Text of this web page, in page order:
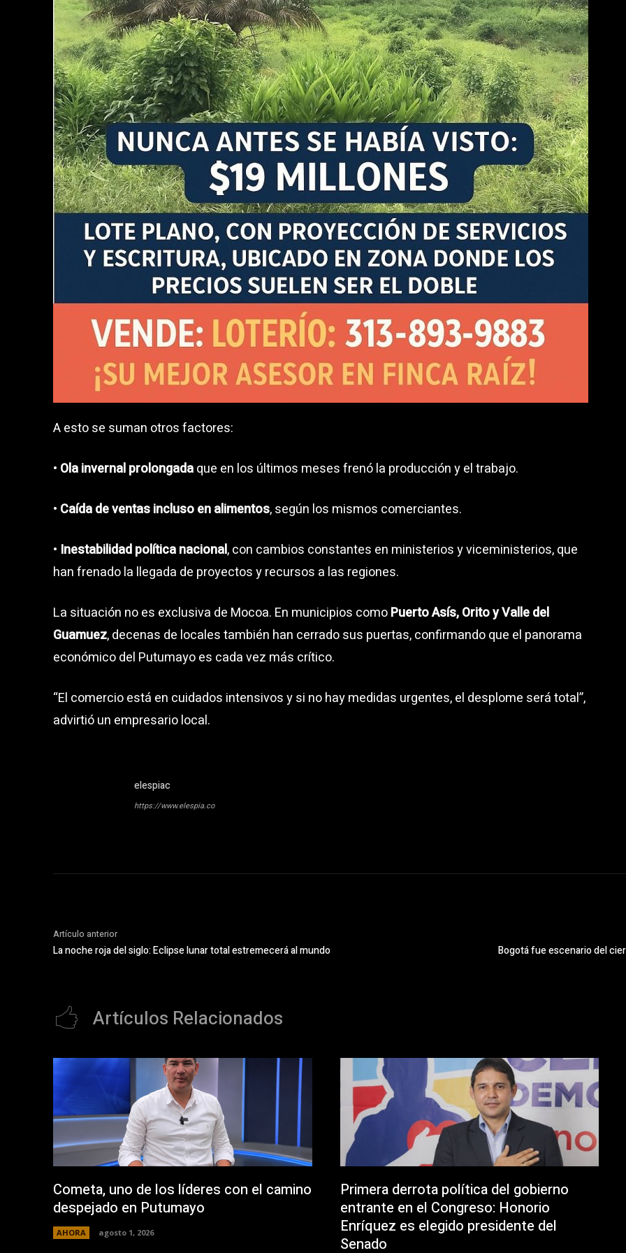
A esto se suman otros factores:
• Ola invernal prolongadaque en los últimos meses frenó la producción y el trabajo.
• Caída de ventas incluso en alimentos, según los mismos comerciantes.
• Inestabilidad política nacional, con cambios constantes en ministerios y viceministerios, que
han frenado la llegada de proyectos y recursos a las regiones.
La situación no es exclusiva de Mocoa. En municipios comoPuerto Asís, Orito y Valle del
Guamuez, decenas de locales también han cerrado sus puertas, confirmando que el panorama
económico del Putumayo es cada vez más crítico.
“El comercio está en cuidados intensivos y si no hay medidas urgentes, el desplome será total”,
advirtió un empresario local.
elespiac
https://www.elespia.co
Artículo anterior
La noche roja del siglo: Eclipse lunar total estremecerá al mundo Bogotá fue escenario del
Artículos Relacionados
Cometa, uno de los líderes con el camino
despejado en Putumayo
AHORA agosto 1, 2026
Primera derrota política del gobierno
entrante en el Congreso: Honorio
Enríquez es elegido presidente del
Senado